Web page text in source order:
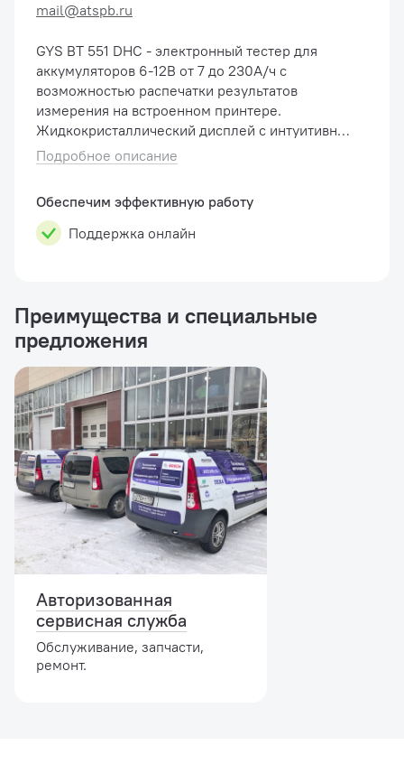
GYS BT 551 DHC - электронный тестер для
аккумуляторов 6-12В от 7 до 230А/ч с
возможностью распечатки результатов
измерения на встроенном принтере.
Жидкокристаллический дисплей с интуитивно-
понятным отображением параметров,
измеряемого аккумулятора;
Подробное описание
Обеспечим эффективную работу
Поддержка онлайн
mail@atspb.ru
Преимущества и специальные
предложения
Авторизованная
сервисная служба
Обслуживание, запчасти,
ремонт.